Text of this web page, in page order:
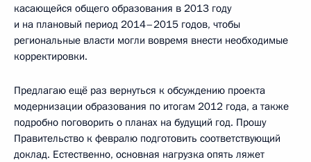
касающейся общего образования в 2013 году
и на плановый период 2014–2015 годов, чтобы
региональные власти могли вовремя внести необходимые
корректировки.
Предлагаю ещё раз вернуться к обсуждению проекта
модернизации образования по итогам 2012 года, а также
подробно поговорить о планах на будущий год. Прошу
Правительство к февралю подготовить соответствующий
доклад. Естественно, основная нагрузка опять ляжет